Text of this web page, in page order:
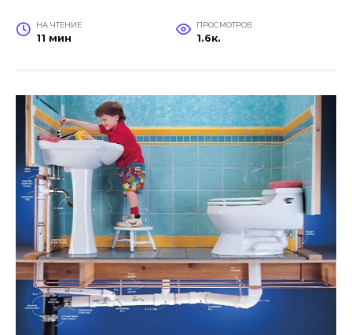
НА ЧТЕНИЕ
11 мин
ПРОСМОТРОВ
1.6к.